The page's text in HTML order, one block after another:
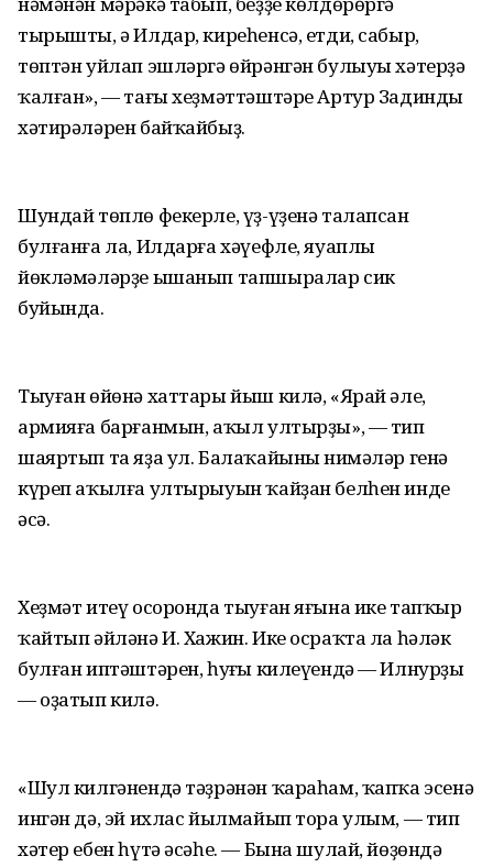
тырышты, ә Илдар, киреһенсә, етди, сабыр,
төптән уйлап эшләргә өйрәнгән булыуы хәтерҙә
ҡалған», — тағы хеҙмәттәштәре Артур Задиндың
хәтирәләрен байҡайбыҙ.
Шундай төплө фекерле, үҙ-үҙенә талапсан
булғанға ла, Илдарға хәүефле, яуаплы
йөкләмәләрҙе ышанып тапшыралар сик
буйында.
Тыуған өйөнә хаттары йыш килә, «Ярай әле,
армияға барғанмын, аҡыл ултырҙы», — тип
шаяртып та яҙа ул. Балаҡайының нимәләр генә
күреп аҡылға ултырыуын ҡайҙан белһен инде
әсә.
Хеҙмәт итеү осоронда тыуған яғына ике тапҡыр
ҡайтып әйләнә И. Хажин. Ике осраҡта ла һәләк
булған иптәштәрен, һуңғы килеүендә — Илнурҙы
— оҙатып килә.
«Шул килгәнендә тәҙрәнән ҡараһам, ҡапҡа эсенә
ингән дә, эй ихлас йылмайып тора улым, — тип
хәтер ебен һүтә әсәһе. — Бына шулай, йөҙөндә